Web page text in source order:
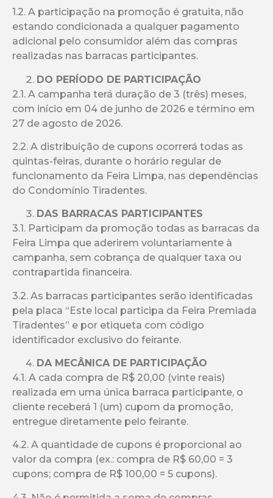
1.2. A participação na promoção é gratuita, não
estando condicionada a qualquer pagamento
adicional pelo consumidor além das compras
realizadas nas barracas participantes.
DO PERÍODO DE PARTICIPAÇÃO
2.1. A campanha terá duração de 3 (três) meses,
com início em 04 de junho de 2026 e término em
27 de agosto de 2026.
2.2. A distribuição de cupons ocorrerá todas as
quintas-feiras, durante o horário regular de
funcionamento da Feira Limpa, nas dependências
do Condomínio Tiradentes.
DAS BARRACAS PARTICIPANTES
3.1. Participam da promoção todas as barracas da
Feira Limpa que aderirem voluntariamente à
campanha, sem cobrança de qualquer taxa ou
contrapartida financeira.
3.2. As barracas participantes serão identificadas
pela placa “Este local participa da Feira Premiada
Tiradentes” e por etiqueta com código
identificador exclusivo do feirante.
DA MECÂNICA DE PARTICIPAÇÃO
4.1. A cada compra de R$ 20,00 (vinte reais)
realizada em uma única barraca participante, o
cliente receberá 1 (um) cupom da promoção,
entregue diretamente pelo feirante.
4.2. A quantidade de cupons é proporcional ao
valor da compra (ex.: compra de R$ 60,00 = 3
cupons; compra de R$ 100,00 = 5 cupons).